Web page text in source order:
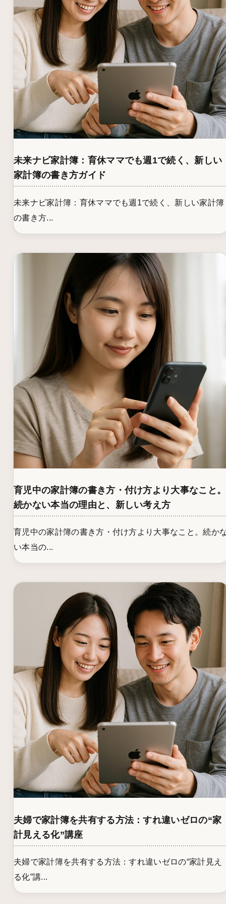
未来ナビ家計簿：育休ママでも週1で続く、新しい
家計簿の書き方ガイド
未来ナビ家計簿：育休ママでも週1で続く、新しい家計簿
の書き方...
育児中の家計簿の書き方・付け方より大事なこと。
続かない本当の理由と、新しい考え方
育児中の家計簿の書き方・付け方より大事なこと。続か
い本当の...
夫婦で家計簿を共有する方法：すれ違いゼロの“家
計見える化”講座
夫婦で家計簿を共有する方法：すれ違いゼロの“家計見え
る化”講...